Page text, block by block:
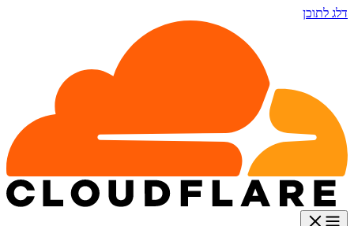
דלג לתוכן